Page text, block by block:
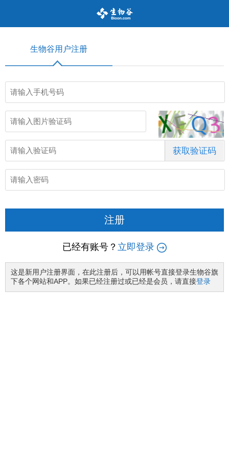
生物谷用户注册
已经有账号？ 立即登录
这是新用户注册界面，在此注册后，可以用帐号直接登录生物谷旗
下各个网站和APP。如果已经注册过或已经是会员，请直接登录